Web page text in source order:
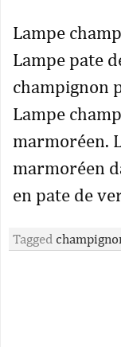
Lampe
Lampe pate
champignon
Lampe
marmoréen.
marmoréen
en pate de
Tagged